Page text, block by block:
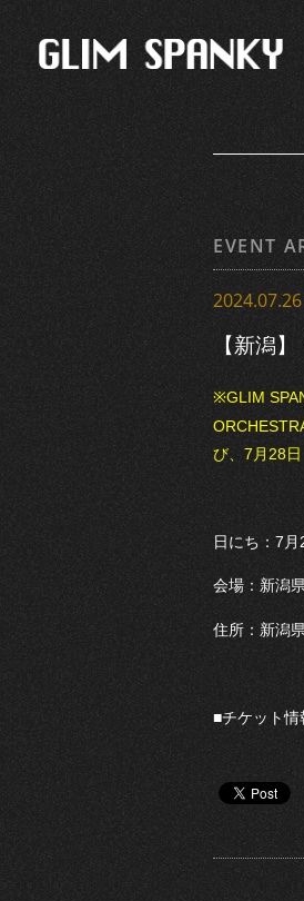
EVENT
【新潟
※GLIM
び、7月28
日にち：7
会場：新潟
住所：新潟
■チケット情